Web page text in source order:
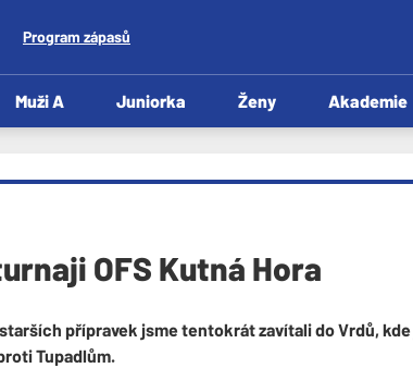
Program zápasů
Muži A Juniorka Ženy Akademie
OFS Kutná Hora
přípravek jsme tentokrát zavítali do Vrdů,
Tupadlům.